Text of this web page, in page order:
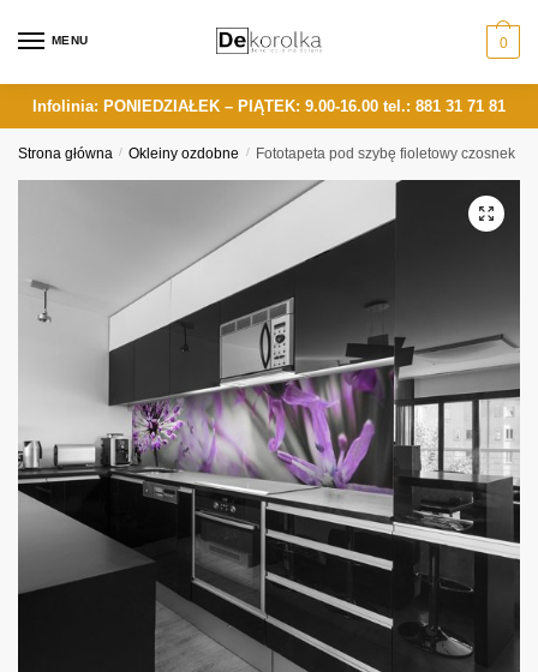
MENU 0
Infolinia: PONIEDZIAŁEK – PIĄTEK: 9.00-16.00 tel.: 881 31 71 81
Strona główna / Okleiny ozdobne / Fototapeta pod szybę fioletowy czosnek